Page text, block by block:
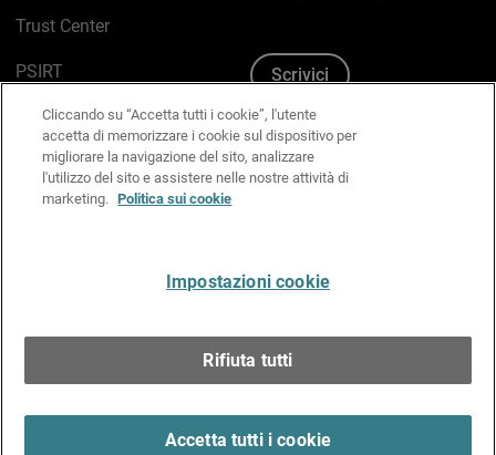
Trust Center
PSIRT
Politica sui cookie
Informativa sulla privacy
Kit Media & Brand
Scrivici
Cliccando su “Accetta tutti i cookie”, l'utente
accetta di memorizzare i cookie sul dispositivo per
migliorare la navigazione del sito, analizzare
l'utilizzo del sito e assistere nelle nostre attività di
marketing. Politica sui cookie
Impostazioni cookie
Rifiuta tutti
Accetta tutti i cookie